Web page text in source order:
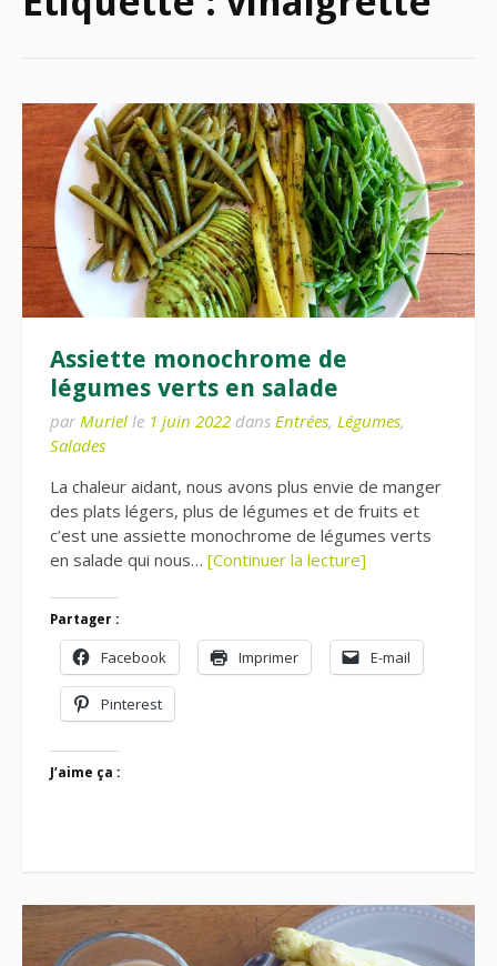
Assiette monochrome de
légumes verts en salade
par Muriel le 1 juin 2022 dans Entrées, Légumes,
Salades
La chaleur aidant, nous avons plus envie de manger
des plats légers, plus de légumes et de fruits et
c’est une assiette monochrome de légumes verts
en salade qui nous… [Continuer la lecture]
Partager :
Facebook Imprimer E-mail
Pinterest
J’aime ça :